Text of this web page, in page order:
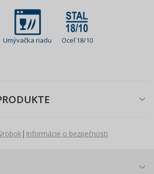
Umývačka riadu Oceľ 18/10
| Informácie o bezpečnosti